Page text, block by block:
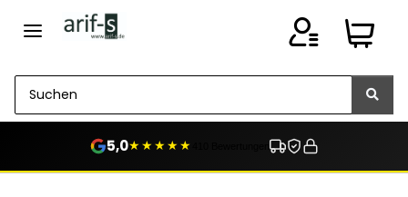
5,0★★★★★